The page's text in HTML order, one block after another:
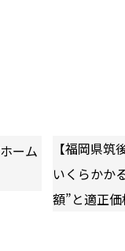
ーム
【福岡県
いくらかか
額”と適正